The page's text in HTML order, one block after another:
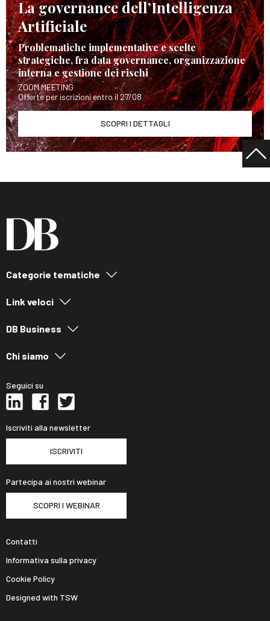
La governance dell’Intelligenza
Artificiale
Problematiche implementative e scelte
strategiche, fra data governance, organizzazione
interna e gestione dei rischi
ZOOM MEETING
Offerte per iscrizioni entro il 27/08
SCOPRI I DETTAGLI
Categorie tematiche
Link veloci
DB Business
Chi siamo
Seguici su
Iscriviti alla newsletter
ISCRIVITI
Partecipa ai nostri webinar
SCOPRI I WEBINAR
Contatti
Informativa sulla privacy
Cookie Policy
Designed with TSW